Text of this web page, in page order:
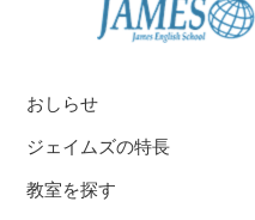
おしらせ
ジェイムズの特長
教室を探す